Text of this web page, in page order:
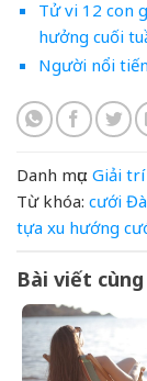
Tử vi 12 con
hưởng cuối
Người nổi
Danh mục: Giải trí
Từ khóa: cưới
tựa xu hướng
Bài viết